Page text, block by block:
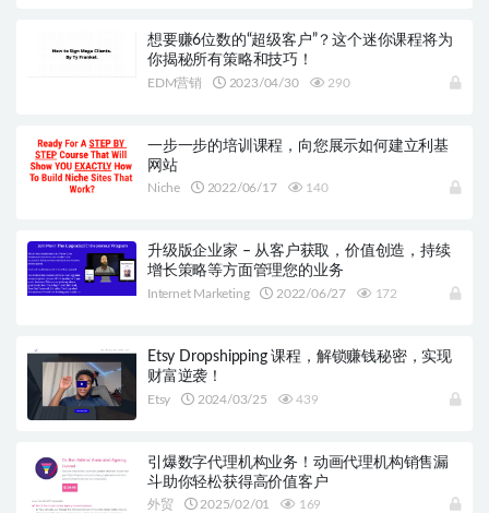
想要赚6位数的“超级客户”？这个迷你课程将为
你揭秘所有策略和技巧！
EDM营销 2023/04/30 290
一步一步的培训课程，向您展示如何建立利基
网站
Niche 2022/06/17 140
升级版企业家 – 从客户获取，价值创造，持续
增长策略等方面管理您的业务
Internet Marketing 2022/06/27 172
Etsy Dropshipping 课程，解锁赚钱秘密，实现
财富逆袭！
Etsy 2024/03/25 439
引爆数字代理机构业务！动画代理机构销售漏
斗助你轻松获得高价值客户
外贸 2025/02/01 169